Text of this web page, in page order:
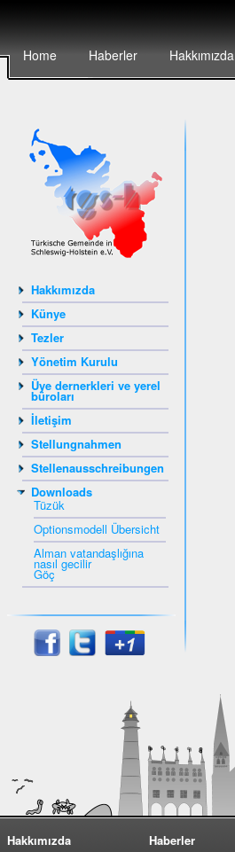
Home Haberler Hakkımızda
Hakkımızda
Künye
Tezler
Yönetim Kurulu
Üye dernerkleri ve yerel
büroları
İletişim
Stellungnahmen
Stellenausschreibungen
Downloads
Tüzük
Optionsmodell Übersicht
Alman vatandaşlığına
nasıl gecilir
Göç
Hakkımızda
Haberler